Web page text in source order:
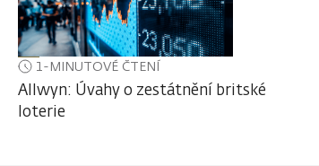
1-MINUTOVÉ ČTENÍ
Allwyn: Úvahy o zestátnění britské
loterie